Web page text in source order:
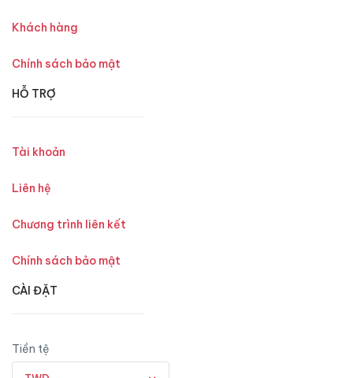
Khách hàng
Chính sách bảo mật
HỖ TRỢ
Tài khoản
Liên hệ
Chương trình liên kết
Chính sách bảo mật
CÀI ĐẶT
Tiền tệ